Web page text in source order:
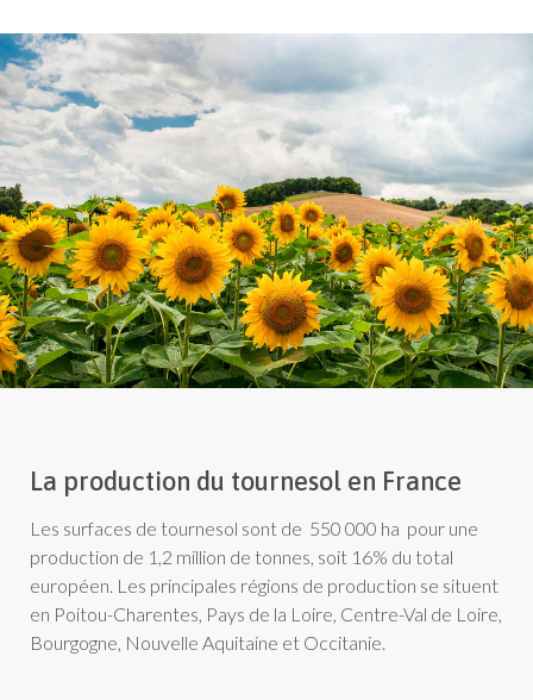
La production du tournesol en France
Les surfaces de tournesol sont de 550 000 ha pour une
production de 1,2 million de tonnes, soit 16% du total
européen. Les principales régions de production se situent
en Poitou-Charentes, Pays de la Loire, Centre-Val de Loire,
Bourgogne, Nouvelle Aquitaine et Occitanie.